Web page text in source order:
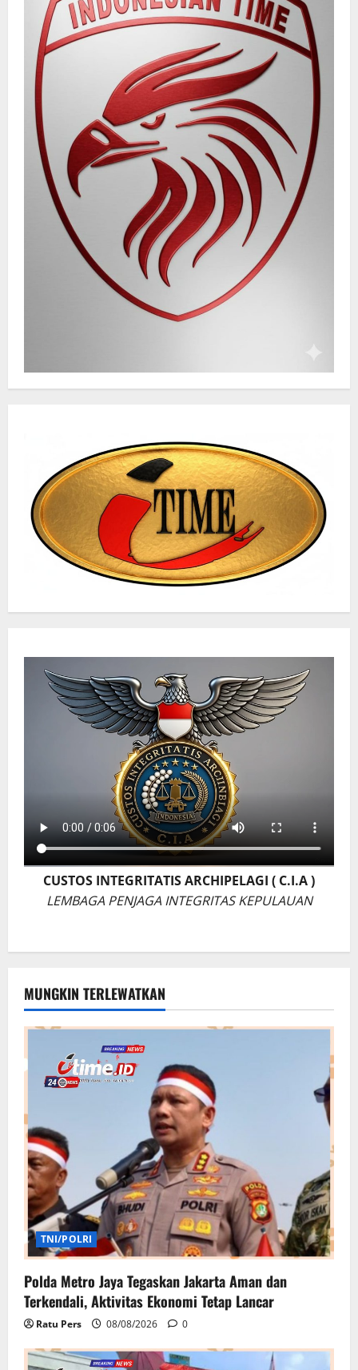
CUSTOS INTEGRITATIS ARCHIPELAGI ( C.I.A )
LEMBAGA PENJAGA INTEGRITAS KEPULAUAN
MUNGKIN TERLEWATKAN
TNI/POLRI
Polda Metro Jaya Tegaskan Jakarta Aman dan
Terkendali, Aktivitas Ekonomi Tetap Lancar
Ratu Pers 08/08/2026 0